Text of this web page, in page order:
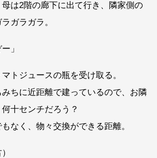
は2階の廊下に出て行き、隣家側の
ガラガラ。
」
トジュースの瓶を受け取る。
ちに近距離で建っているので、お隣
十センチだろう？
なく、物々交換ができる距離。